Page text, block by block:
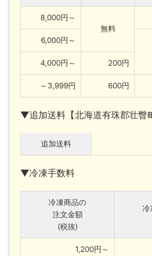
8,000円～
無料
6,000円～
4,000円～
200円
～3,999円 600円
▼追加送料【北海道有珠郡壮瞥
追加送料
▼冷凍手数料
冷凍商品の
注文金額
(税抜)
冷
1,200円～